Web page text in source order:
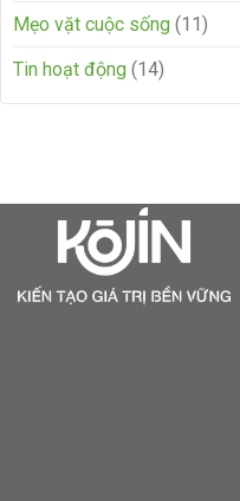
Mẹo vặt cuộc sống (11)
Tin hoạt động (14)